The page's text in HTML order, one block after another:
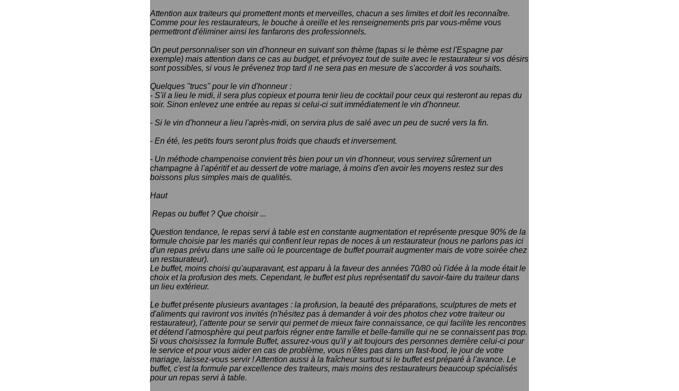
Attention aux traiteurs qui promettent monts et merveilles, chacun a ses limites et doit les reconnaître.
Comme pour les restaurateurs, le bouche à oreille et les renseignements pris par vous-même vous
permettront d'éliminer ainsi les fanfarons des professionnels.
On peut personnaliser son vin d'honneur en suivant son thème (tapas si le thème est l'Espagne par
exemple) mais attention dans ce cas au budget, et prévoyez tout de suite avec le restaurateur si vos désirs
sont possibles, si vous le prévenez trop tard il ne sera pas en mesure de s'accorder à vos souhaits.
Quelques "trucs" pour le vin d'honneur :
- S'il a lieu le midi, il sera plus copieux et pourra tenir lieu de cocktail pour ceux qui resteront au repas du
soir. Sinon enlevez une entrée au repas si celui-ci suit immédiatement le vin d'honneur.
- Si le vin d'honneur a lieu l'après-midi, on servira plus de salé avec un peu de sucré vers la fin.
- En été, les petits fours seront plus froids que chauds et inversement.
- Un méthode champenoise convient très bien pour un vin d'honneur, vous servirez sûrement un
champagne à l'apéritif et au dessert de votre mariage, à moins d'en avoir les moyens restez sur des
boissons plus simples mais de qualités.
Haut
Repas ou buffet ? Que choisir ...
Question tendance, le repas servi à table est en constante augmentation et représente presque 90% de la
formule choisie par les mariés qui confient leur repas de noces à un restaurateur (nous ne parlons pas ici
d'un repas prévu dans une salle où le pourcentage de buffet pourrait augmenter mais de votre soirée chez
un restaurateur).
Le buffet, moins choisi qu'auparavant, est apparu à la faveur des années 70/80 où l'idée à la mode était le
choix et la profusion des mets. Cependant, le buffet est plus représentatif du savoir-faire du traiteur dans
un lieu extérieur.
Le buffet présente plusieurs avantages : la profusion, la beauté des préparations, sculptures de mets et
d'aliments qui raviront vos invités (n'hésitez pas à demander à voir des photos chez votre traiteur ou
restaurateur), l'attente pour se servir qui permet de mieux faire connaissance, ce qui facilite les rencontres
et détend l'atmosphère qui peut parfois régner entre famille et belle-famille qui ne se connaissent pas trop.
Si vous choisissez la formule Buffet, assurez-vous qu'il y ait toujours des personnes derrière celui-ci pour
le service et pour vous aider en cas de problème, vous n'êtes pas dans un fast-food, le jour de votre
mariage, laissez-vous servir ! Attention aussi à la fraîcheur surtout si le buffet est préparé à l'avance. Le
buffet, c'est la formule par excellence des traiteurs, mais moins des restaurateurs beaucoup spécialisés
pour un repas servi à table.